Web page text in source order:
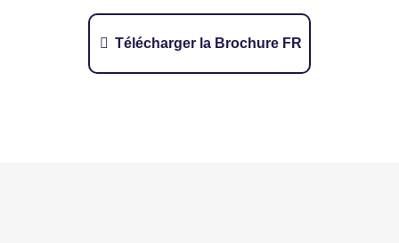
Télécharger la Brochure FR